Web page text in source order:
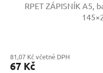
RPET ZÁPISNÍK A5,
81,07 Kč včetně DPH
67 Kč